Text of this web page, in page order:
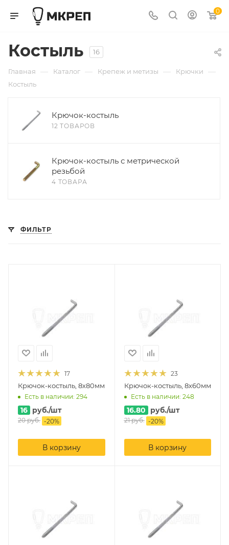
0
Костыль 16
Главная — Каталог — Крепеж и метизы — Крючки —
Костыль
Крючок-костыль
12 ТОВАРОВ
Крючок-костыль с метрической
резьбой
4 ТОВАРА
ФИЛЬТР
17
Крючок-костыль, 8х80мм
Есть в наличии: 294
16 руб./шт
20руб. -20%
В корзину
23
Крючок-костыль, 8х60мм
Есть в наличии: 248
16.80 руб./шт
21руб. -20%
В корзину